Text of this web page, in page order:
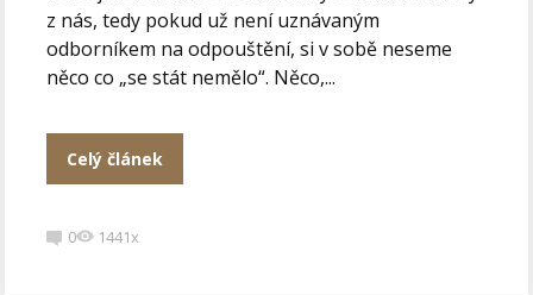
z nás, tedy pokud už není uznávaným
odborníkem na odpouštění, si v sobě neseme
něco co „se stát nemělo“. Něco,...
Celý článek
0 1441x